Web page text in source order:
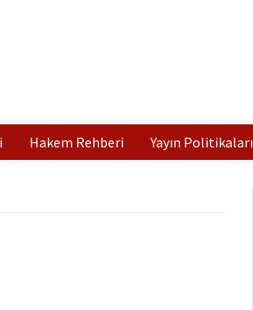
Hakem Rehberi Yayın Politikaları